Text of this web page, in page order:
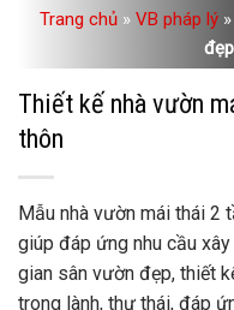
Trang chủ » VB pháp lý »
Thiết kế nhà vườn
thôn
Mẫu nhà vườn mái thái 2
giúp đáp ứng nhu cầu
gian sân vườn đẹp, thiết
trong lành, thư thái, đáp